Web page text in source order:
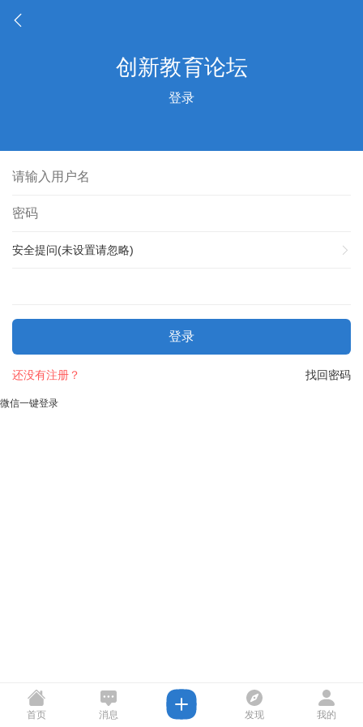
登录
安全提问(未设置请忽略)
登录
找回密码
还没有注册？
微信一键登录
首页 消息 发现 我的